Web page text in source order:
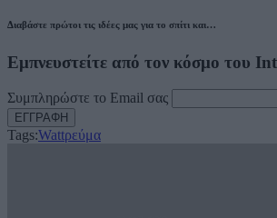
Διαβάστε πρώτοι τις ιδέες μας για το σπίτι και…
Εμπνευστείτε από τον κόσμο του
Συμπληρώστε το Email σας
Tags:Wattρεύμα